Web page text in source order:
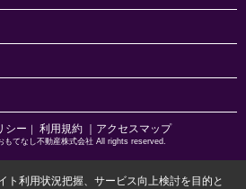
シー 利用規約 ｜アクセスマップ
もてなし不動産株式会社 All rights reserved.
ト利用状況把握、サービス向上検討を目的と